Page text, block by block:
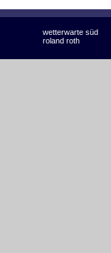
wetterwarte süd
roland roth